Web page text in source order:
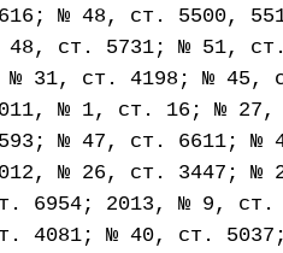
№ 48, ст. 5500,
ст. 5731; № 51,
31, ст. 4198; № 45,
№ 1, ст. 16; № 27,
№ 47, ст. 6611; №
№ 26, ст. 3447; №
6954; 2013, № 9, ст.
4081; № 40, ст.